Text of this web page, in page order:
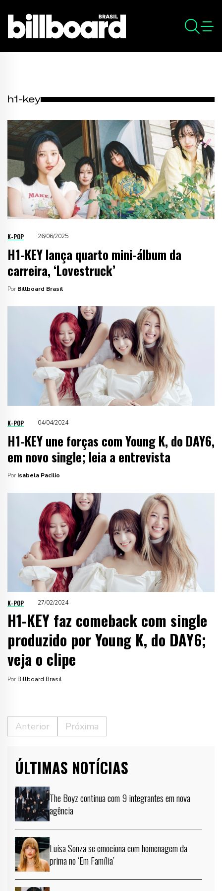
h1-key
K-POP 26/06/2025
H1-KEY lança quarto mini-álbum da
carreira, ‘Lovestruck’
Por Billboard Brasil
K-POP 04/04/2024
H1-KEY une forças com Young K, do DAY6,
em novo single; leia a entrevista
Por Isabela Pacilio
K-POP 27/02/2024
H1-KEY faz comeback com single
produzido por Young K, do DAY6;
veja o clipe
Por Billboard Brasil
Anterior Próxima
ÚLTIMAS NOTÍCIAS
The Boyz continua com 9 integrantes em nova
agência
Luísa Sonza se emociona com homenagem da
prima no ‘Em Família’